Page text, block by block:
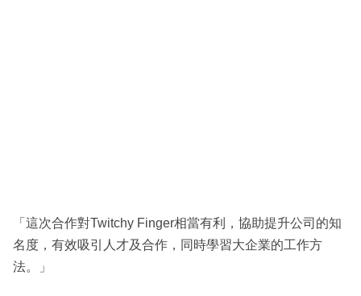
「這次合作對Twitchy Finger相當有利，協助提升公司的知
名度，有效吸引人才及合作，同時學習大企業的工作方
法。」